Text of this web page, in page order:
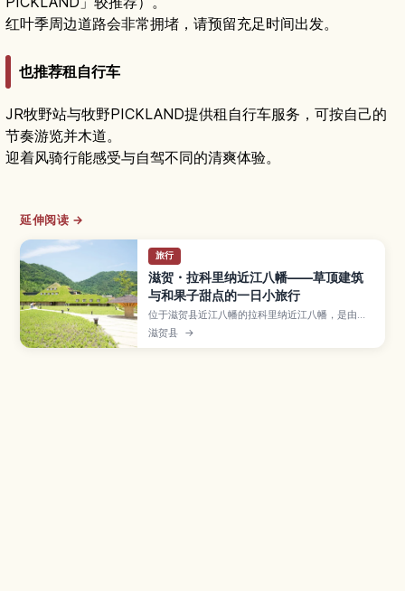
红叶季周边道路会非常拥堵，请预留充足时间出发。
也推荐租自行车
JR牧野站与牧野PICKLAND提供租自行车服务，可按自己的
节奏游览并木道。
迎着风骑行能感受与自驾不同的清爽体验。
延伸阅读 →
旅行
滋贺・拉科里纳近江八幡——草顶建筑
与和果子甜点的一日小旅行
位于滋贺县近江八幡的拉科里纳近江八幡，是由和
菓子老店种屋集团打造的体验型甜点乐园，以草顶
建筑与自然景观闻名。文章将介绍必吃的Club
滋贺县 →